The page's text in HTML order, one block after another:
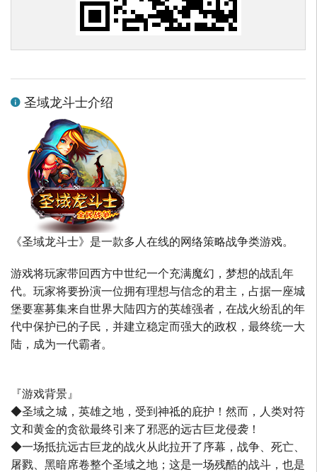
圣域龙斗士介绍
《圣域龙斗士》是一款多人在线的网络策略战争类游戏。
游戏将玩家带回西方中世纪一个充满魔幻，梦想的战乱年
代。玩家将要扮演一位拥有理想与信念的君主，占据一座城
堡要塞募集来自世界大陆四方的英雄强者，在战火纷乱的年
代中保护已的子民，并建立稳定而强大的政权，最终统一大
陆，成为一代霸者。
『游戏背景』
◆圣域之城，英雄之地，受到神祗的庇护！然而，人类对符
文和黄金的贪欲最终引来了邪恶的远古巨龙侵袭！
◆一场抵抗远古巨龙的战火从此拉开了序幕，战争、死亡、
屠戮、黑暗席卷整个圣域之地；这是一场残酷的战斗，也是